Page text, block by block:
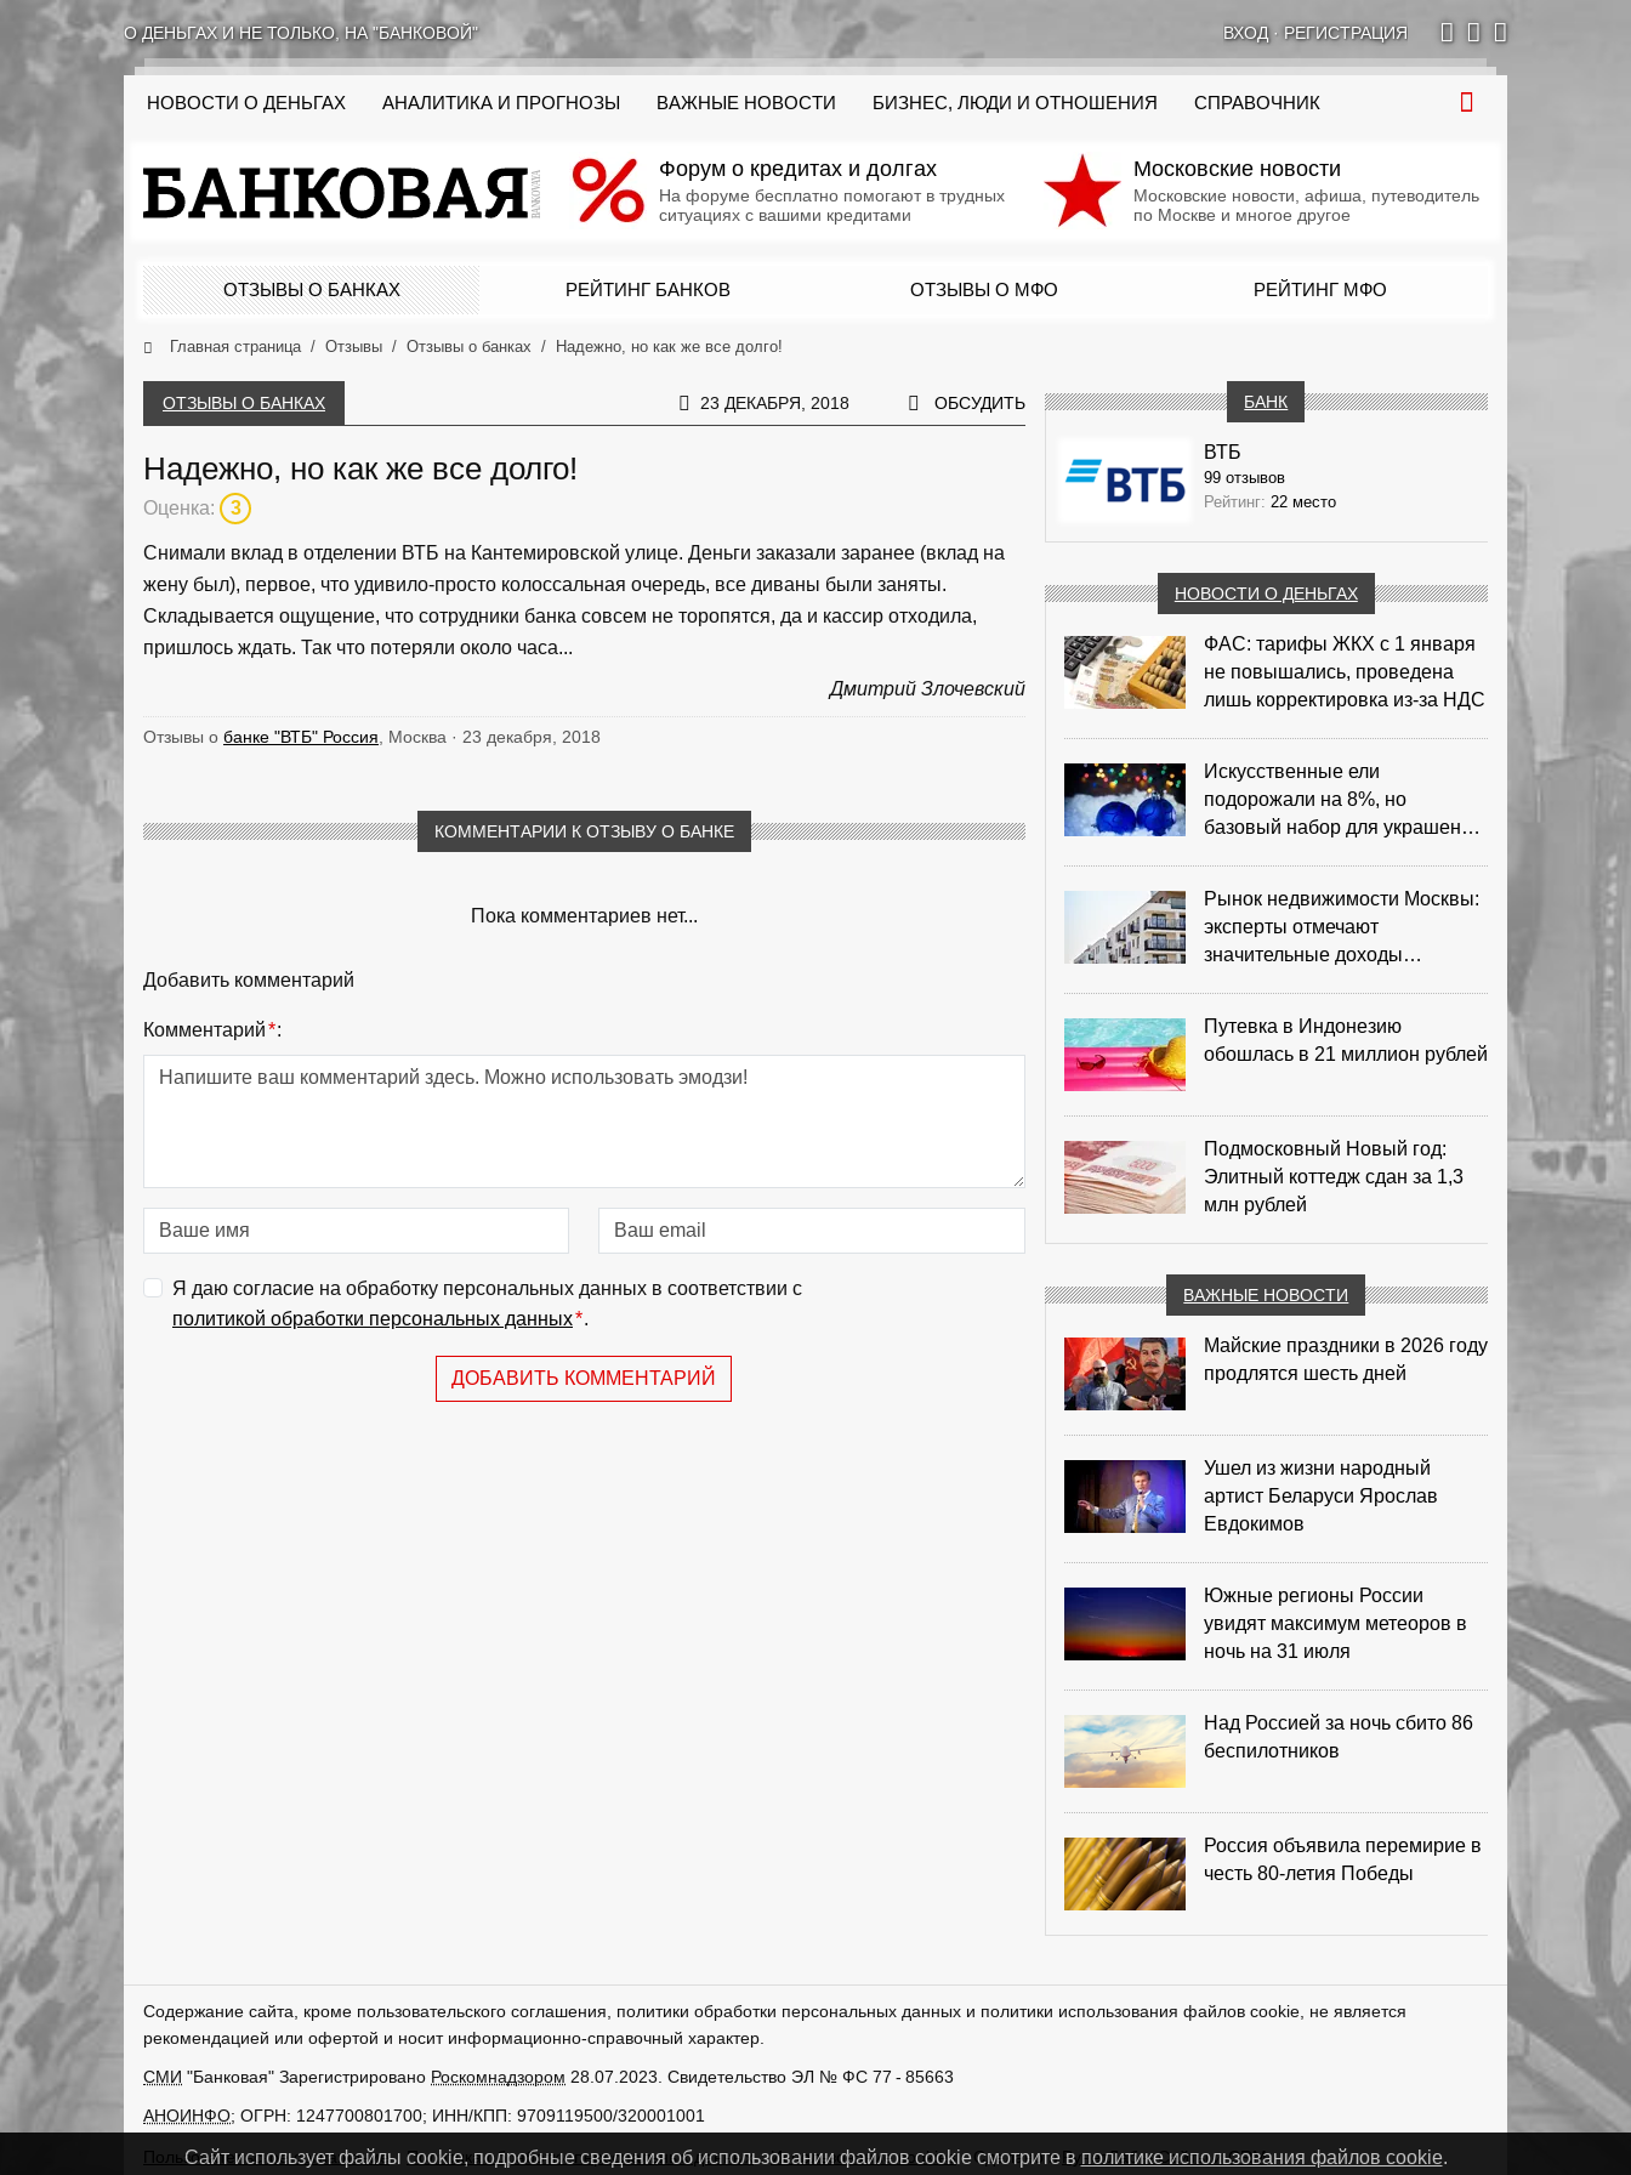
О ДЕНЬГАХ И НЕ ТОЛЬКО, НА "БАНКОВОЙ" ВХОД· РЕГИСТРАЦИЯ
НОВОСТИ О ДЕНЬГАХ АНАЛИТИКА И ПРОГНОЗЫ ВАЖНЫЕ НОВОСТИ БИЗНЕС, ЛЮДИ И ОТНОШЕНИЯ СПРАВОЧНИК
Форум о кредитах и долгах
На форуме бесплатно помогают в трудных
ситуациях с вашими кредитами
Московские новости
Московские новости, афиша, путеводитель
по Москве и многое другое
ОТЗЫВЫ О БАНКАХ РЕЙТИНГ БАНКОВ ОТЗЫВЫ О МФО РЕЙТИНГ МФО
Главная страница Отзывы Отзывы о банках Надежно, но как же все долго!
ОТЗЫВЫ О БАНКАХ 23 ДЕКАБРЯ, 2018 ОБСУДИТЬ
Надежно, но как же все долго!
Оценка: 3
Снимали вклад в отделении ВТБ на Кантемировской улице. Деньги заказали заранее (вклад на
жену был), первое, что удивило-просто колоссальная очередь, все диваны были заняты.
Складывается ощущение, что сотрудники банка совсем не торопятся, да и кассир отходила,
пришлось ждать. Так что потеряли около часа...
Дмитрий Злочевский
Отзывы о банке "ВТБ" Россия , Москва · 23 декабря, 2018
КОММЕНТАРИИ К ОТЗЫВУ О БАНКЕ
Пока комментариев нет...
Добавить комментарий
Комментарий*:
Я даю согласие на обработку персональных данных в соответствии с
политикой обработки персональных данных*.
ДОБАВИТЬ КОММЕНТАРИЙ
БАНК
ВТБ
99 отзывов
Рейтинг: 22 место
НОВОСТИ О ДЕНЬГАХ
ФАС: тарифы ЖКХ с 1 января
не повышались, проведена
лишь корректировка из‑за НДС
Искусственные ели
подорожали на 8%, но
базовый набор для украшения
Рынок недвижимости Москвы:
эксперты отмечают
значительные доходы
Путевка в Индонезию
обошлась в 21 миллион рублей
Подмосковный Новый год:
Элитный коттедж сдан за 1,3
млн рублей
ВАЖНЫЕ НОВОСТИ
Майские праздники в 2026 году
продлятся шесть дней
Ушел из жизни народный
артист Беларуси Ярослав
Евдокимов
Южные регионы России
увидят максимум метеоров в
ночь на 31 июля
Над Россией за ночь сбито 86
беспилотников
Россия объявила перемирие в
честь 80-летия Победы
Содержание сайта, кроме пользовательского соглашения, политики обработки персональных данных и политики использования файлов cookie, не является
рекомендацией или офертой и носит информационно-справочный характер.
СМИ "Банковая" Зарегистрировано Роскомнадзором 28.07.2023. Свидетельство ЭЛ № ФС 77 - 85663
АНОИНФО; ОГРН: 1247700801700; ИНН/КПП: 9709119500/320001001
Пользовательское соглашение Политика обработки персональных данных Использование cookies Сделано вРунетЛаб – Сайты и CRM
Сайт использует файлы cookie, подробные сведения об использовании файлов cookie смотрите вполитике использования файлов cookie.